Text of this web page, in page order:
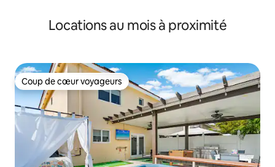
Locations au mois à proximité
Coup de cœur voyageurs
Coup de cœur voyageurs